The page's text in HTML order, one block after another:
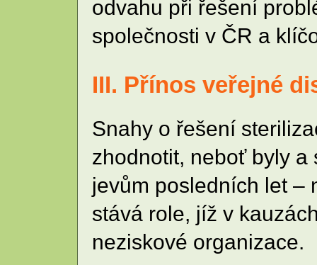
odvahu při řešení
společnosti v ČR a
III. Přínos veřejné
Snahy o řešení
zhodnotit, neboť byly a
jevům posledních let –
stává role, jíž v
neziskové organizace.